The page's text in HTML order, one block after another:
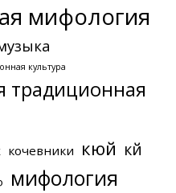
мифология
культура
традиционная
кочевники кюй күй
мифология